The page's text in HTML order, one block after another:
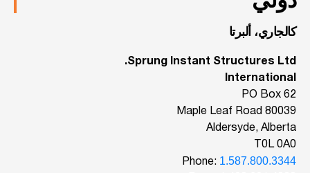
كالجاري، ألبرتا
Sprung Instant Structures Ltd.
International
PO Box 62
80039 Maple Leaf Road
Aldersyde, Alberta
T0L 0A0
Phone: 1.587.800.3344